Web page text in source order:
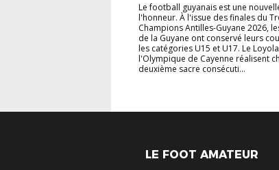
Le football guyanais est une
l'honneur. À l'issue des finales du
Champions Antilles-Guyane 2026,
de la Guyane ont conservé leurs
les catégories U15 et U17. Le
l'Olympique de Cayenne réalisent
deuxième sacre consécuti...
LE FOOT AMATEUR